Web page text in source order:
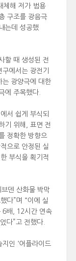
체해 저가 범용
구조를 광음극
는데 성공했
할 때 생성된 전
에서는 광전기
는 광양극에 대한
에 주목했다.
서 쉽게 부식되
기 위해, 표면 전
정확한 방향으
으로 안정된 실
부식을 획기적
덴 산화물 박막
다”며 “이에 실
6배, 12시간 연속
다”고 전했다.
지인 '어플라이드